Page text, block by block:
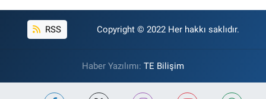
RSS Copyright © 2022 Her hakkı saklıdır.
Haber Yazılımı: TE Bilişim